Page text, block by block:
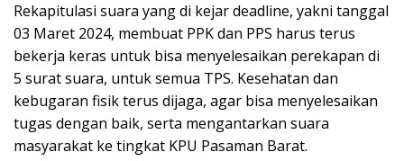
Rekapitulasi suara yang di kejar deadline, yakni tanggal
03 Maret 2024, membuat PPK dan PPS harus terus
bekerja keras untuk bisa menyelesaikan perekapan di
5 surat suara, untuk semua TPS. Kesehatan dan
kebugaran fisik terus dijaga, agar bisa menyelesaikan
tugas dengan baik, serta mengantarkan suara
masyarakat ke tingkat KPU Pasaman Barat.